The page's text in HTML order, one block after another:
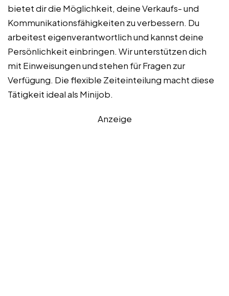
bietet dir die Möglichkeit, deine Verkaufs- und
Kommunikationsfähigkeiten zu verbessern. Du
arbeitest eigenverantwortlich und kannst deine
Persönlichkeit einbringen. Wir unterstützen dich
mit Einweisungen und stehen für Fragen zur
Verfügung. Die flexible Zeiteinteilung macht diese
Tätigkeit ideal als Minijob.
Anzeige